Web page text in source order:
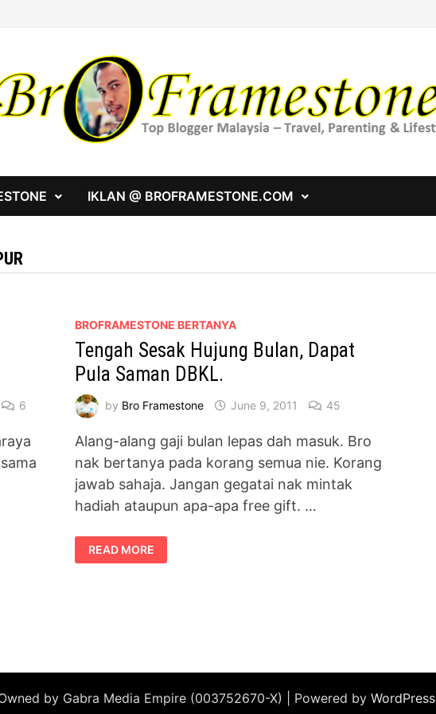
IKLAN @ BROFRAMESTONE.COM
6
BROFRAMESTONE BERTANYA
Tengah Sesak Hujung Bulan, Dapat
Pula Saman DBKL.
by Bro Framestone June 9, 2011 45
Alang-alang gaji bulan lepas dah masuk. Bro
nak bertanya pada korang semua nie. Korang
jawab sahaja. Jangan gegatai nak mintak
hadiah ataupun apa-apa free gift. …
TENGAH
SESAK
HUJUNG
READ MORE
by Gabra Media Empire (003752670-X) | Powered byWordPress